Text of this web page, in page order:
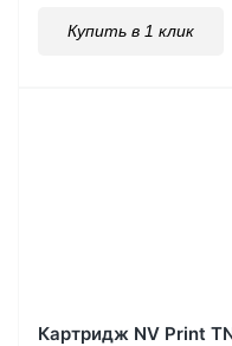
Купить в 1 клик
Картридж NV Print